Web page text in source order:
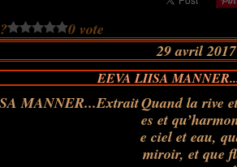
0 vote
29 avril 2017
EEVA LIISA
Quand la rive
es et
e ciel et eau,
miroir, et que